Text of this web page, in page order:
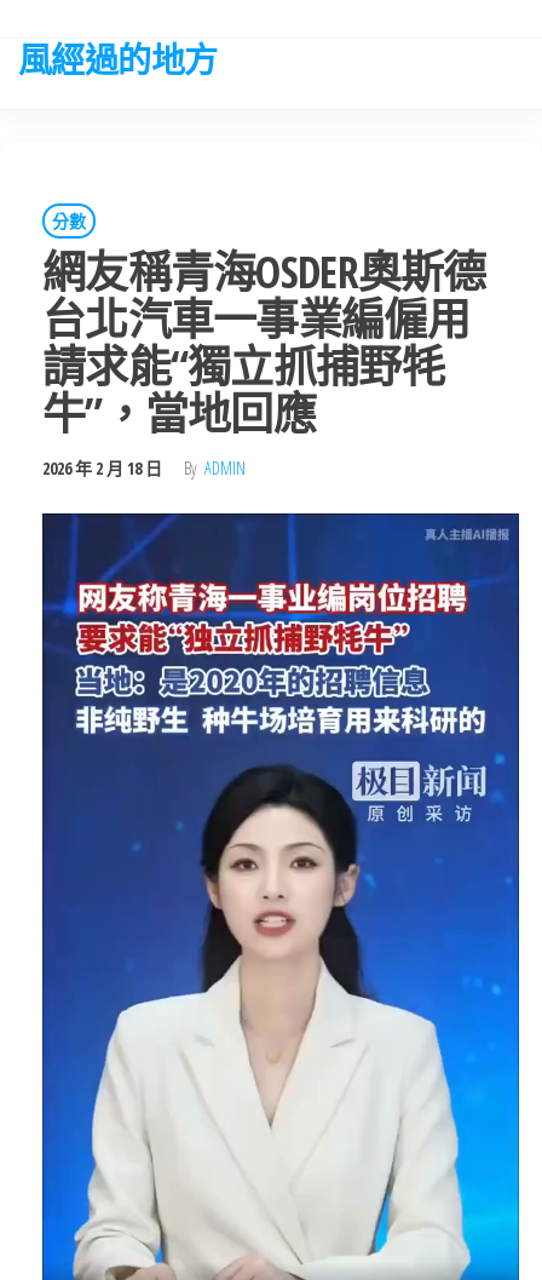
the
風經過的地方
分數
網友稱青海OSDER奧斯德
台北汽車一事業編僱用
請求能“獨立抓捕野牦
牛”，當地回應
2026 年 2 月 18 日 By ADMIN